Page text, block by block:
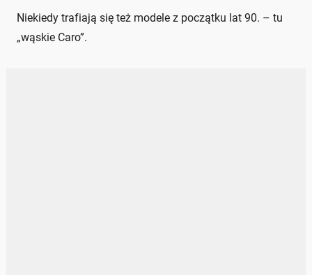
Niekiedy trafiają się też modele z początku lat 90. – tu
„wąskie Caro”.